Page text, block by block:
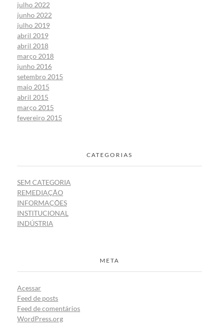
julho 2022
junho 2022
julho 2019
abril 2019
abril 2018
março 2018
junho 2016
setembro 2015
maio 2015
abril 2015
março 2015
fevereiro 2015
CATEGORIAS
SEM CATEGORIA
REMEDIAÇÃO
INFORMAÇÕES
INSTITUCIONAL
INDÚSTRIA
META
Acessar
Feed de posts
Feed de comentários
WordPress.org